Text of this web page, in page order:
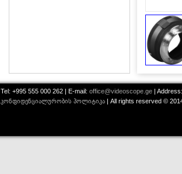
Tel: +995 555 000 262 | E-mail: office@videoscope.ge|
კონფიდენციალურობის პოლიტიკა | All rights reserved ©